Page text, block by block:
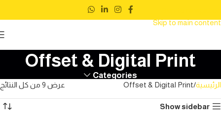
Skip to main content
Offset & Digital Print
Categories
الرئيسية Offset & Digital Print عرض ⁦9⁩ من كل النتائج
Show sidebar